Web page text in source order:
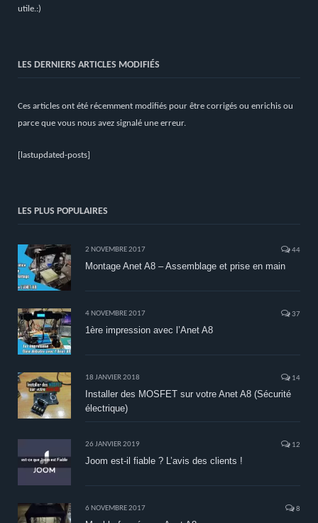
utile.:)
LES DERNIERS ARTICLES MODIFIÉS
Ces articles ont été récemment modifiés pour être corrigés ou enrichis ou
parce que vous nous avez signalé une erreur.
[lastupdated-posts]
LES PLUS POPULAIRES
2 NOVEMBRE 2017 44
Montage Anet A8 – Assemblage et prise en main
4 NOVEMBRE 2017 37
1ère impression avec l’Anet A8
18 JANVIER 2018 14
Installer des MOSFET sur votre Anet A8 (Sécurité
électrique)
26 JANVIER 2019 12
Joom est-il fiable ? L’avis des clients !
6 NOVEMBRE 2017 8